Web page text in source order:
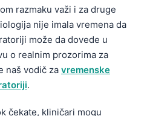
razmaku važi i za druge
nije imala vremena da
može da dovede u
o realnim prozorima za
naš vodič za vremenske
.
čekate, kliničari mogu